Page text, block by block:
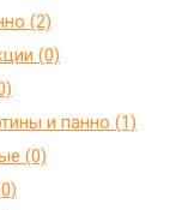
(2)
(0)
и панно (1)
(0)